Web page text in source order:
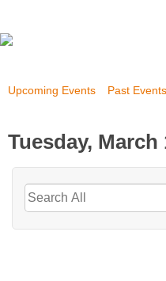
Upcoming Events Past Events
Tuesday, March